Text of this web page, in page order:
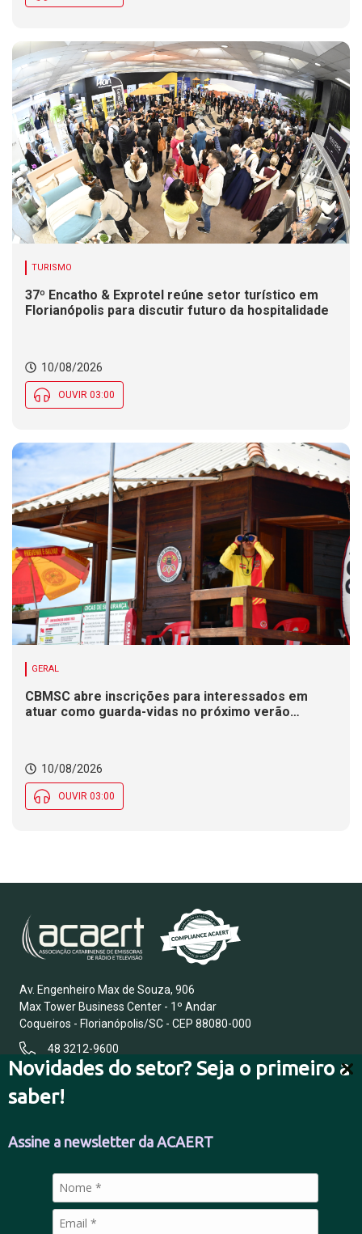
Novidades do setor? Seja o primeiro a
saber!
Assine a newsletter da ACAERT
TURISMO
37º Encatho & Exprotel reúne setor turístico em
Florianópolis para discutir futuro da hospitalidade
10/08/2026
OUVIR 03:00
GERAL
CBMSC abre inscrições para interessados em
atuar como guarda-vidas no próximo verão
10/08/2026
OUVIR 03:00
Av. Engenheiro Max de Souza, 906
Max Tower Business Center - 1º Andar
Coqueiros - Florianópolis/SC - CEP 88080-000
48 3212-9600
FALE CONOSCO
POLÍTICA DE PRIVACIDADE